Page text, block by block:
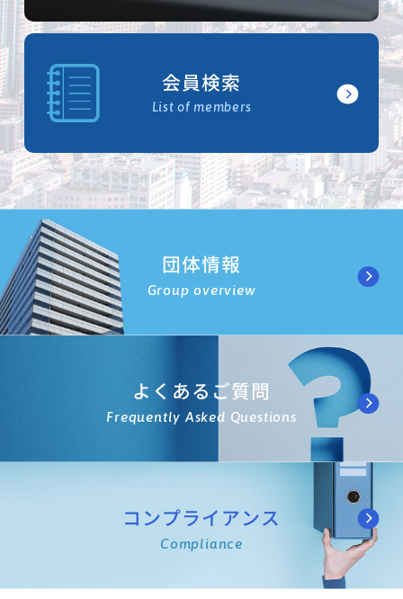
会員検索
List of members
団体情報
Group overview
よくあるご質問
Frequently Asked Questions
コンプライアンス
Compliance